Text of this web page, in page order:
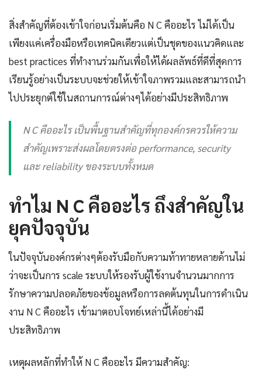
สิ่งสำคัญที่ต้องเข้าใจก่อนเริ่มต้นคือ N C คืออะไร ไม่ได้เป็น
เพียงแค่เครื่องมือหรือเทคนิคเดียวแต่เป็นชุดของแนวคิดและ
best practices ที่ทำงานร่วมกันเพื่อให้ได้ผลลัพธ์ที่ดีที่สุดการ
เรียนรู้อย่างเป็นระบบจะช่วยให้เข้าใจภาพรวมและสามารถนำ
ไปประยุกต์ใช้ในสถานการณ์ต่างๆได้อย่างมีประสิทธิภาพ
N C คืออะไร เป็นพื้นฐานสำคัญที่ทุกองค์กรควรให้ความ
สำคัญเพราะส่งผลโดยตรงต่อ performance, security
และ reliability ของระบบทั้งหมด
ทำไม N C คืออะไร ถึงสำคัญใน
ยุคปัจจุบัน
ในปัจจุบันองค์กรต่างๆต้องรับมือกับความท้าทายหลายด้านไม่
ว่าจะเป็นการ scale ระบบให้รองรับผู้ใช้งานจำนวนมากการ
รักษาความปลอดภัยของข้อมูลหรือการลดต้นทุนในการดำเนิน
งาน N C คืออะไร เข้ามาตอบโจทย์เหล่านี้ได้อย่างมี
ประสิทธิภาพ
เหตุผลหลักที่ทำให้ N C คืออะไร มีความสำคัญ: